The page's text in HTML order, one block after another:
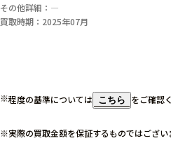
その他詳細：―
買取時期：2025年07月
程度の基準については こちら をご確認
実際の買取金額を保証するものではござ